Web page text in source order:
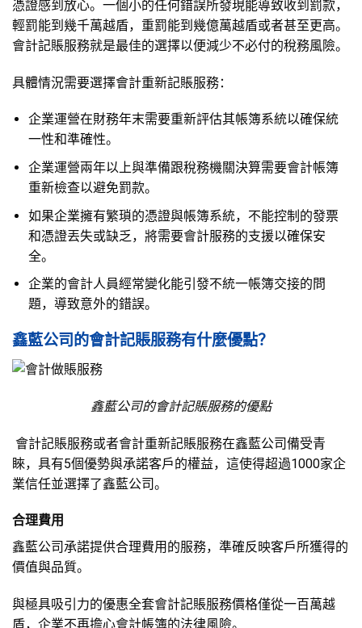
憑證感到放心。一個小的任何錯誤所發現能導致收到罰款，
輕罰能到幾千萬越盾，重罰能到幾億萬越盾或者甚至更高。
會計記賬服務就是最佳的選擇以便減少不必付的稅務風險。
具體情況需要選擇會計重新記賬服務：
企業運營在財務年末需要重新評估其帳簿系統以確保統
一性和準確性。
企業運營兩年以上與準備跟稅務機關決算需要會計帳簿
重新檢查以避免罰款。
如果企業擁有繁瑣的憑證與帳簿系統，不能控制的發票
和憑證丟失或缺乏，將需要會計服務的支援以確保安
全。
企業的會計人員經常變化能引發不統一帳簿交接的問
題，導致意外的錯誤。
鑫藍公司的會計記賬服務有什麼優點？
鑫藍公司的會計記賬服務的優點
會計記賬服務或者會計重新記賬服務在鑫藍公司備受青
睞，具有5個優勢與承諾客戶的權益，這使得超過1000家企
業信任並選擇了鑫藍公司。
合理費用
鑫藍公司承諾提供合理費用的服務，準確反映客戶所獲得的
價值與品質。
與極具吸引力的優惠全套會計記賬服務價格僅從一百萬越
盾，企業不再擔心會計帳簿的法律風險。